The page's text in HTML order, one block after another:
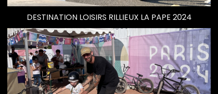
DESTINATION LOISIRS RILLIEUX LA PAPE 2024